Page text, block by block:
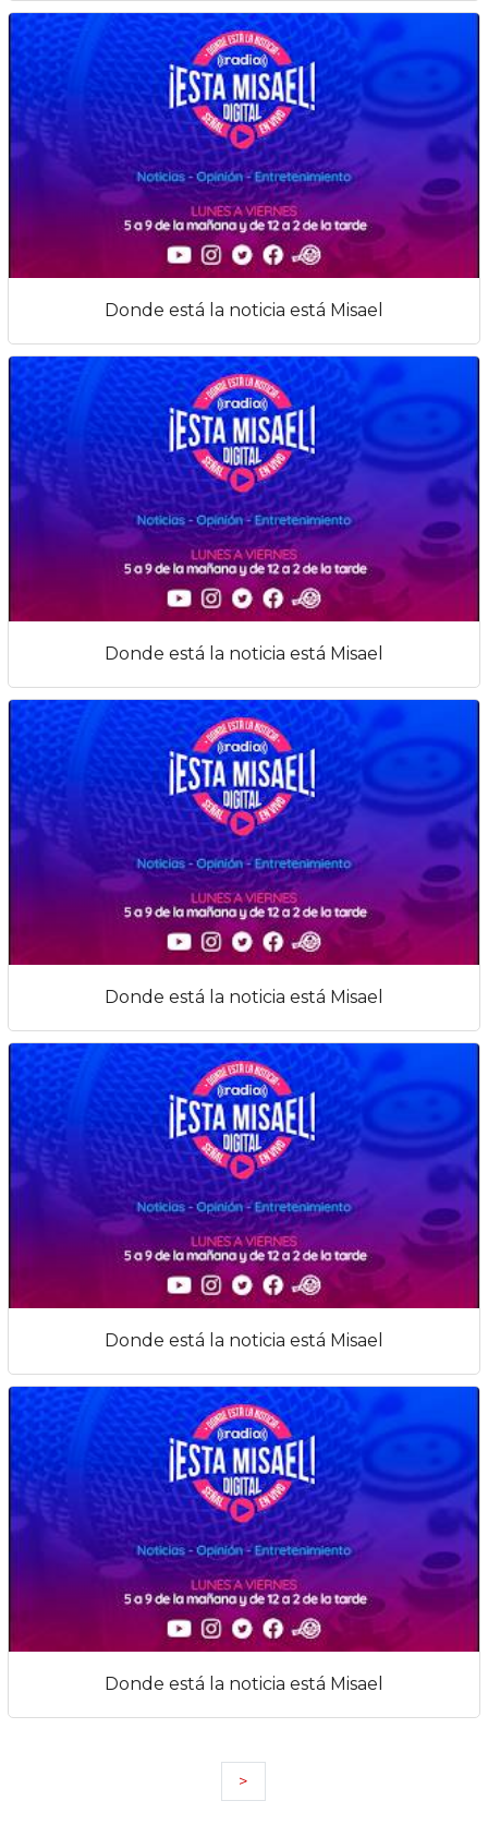
Donde está la noticia está Misael
Donde está la noticia está Misael
Donde está la noticia está Misael
Donde está la noticia está Misael
Donde está la noticia está Misael
>